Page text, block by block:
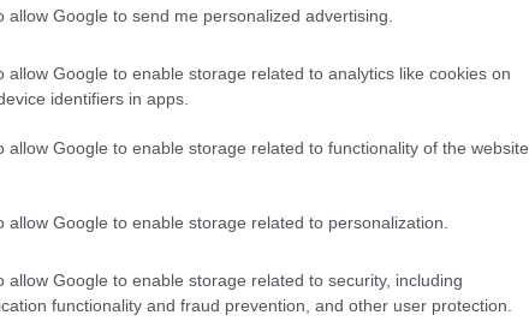
allow Google to send me personalized advertising.
allow Google to enable storage related to analytics like cookies on
identifiers in apps.
allow Google to enable storage related to functionality of the website
allow Google to enable storage related to personalization.
allow Google to enable storage related to security, including
functionality and fraud prevention, and other user protection.
beurteilen und prüfen, ob es richtig
um zu überprüfen, ob es richtig an Gewicht
des Babys vermerkt.
und umweltbezogenen Bedingungen zu
Mutter, mit der Pflege
bei der Organisation des Kinderzimmers, bei
Anleitung (z.B. der Pflege des